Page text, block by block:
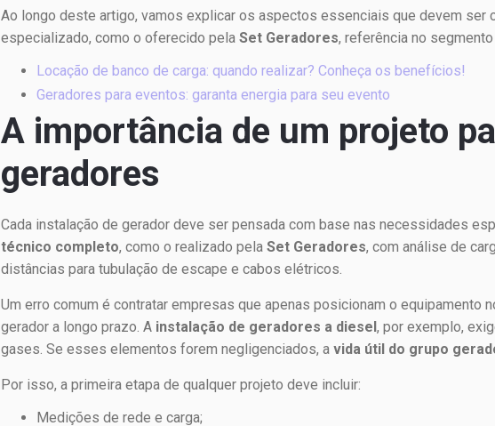
Ao longo deste artigo, vamos explicar os aspectos essenciais que devem ser
especializado, como o oferecido pelaSet Geradores, referência no
Locação de banco de carga: quando realizar? Conheça os benefícios!
Geradores para eventos: garanta energia para seu evento
A importância de um projeto
geradores
Cada instalação de gerador deve ser pensada com base nas necessidades
técnico completo, como o realizado pelaSet Geradores, com análise de
distâncias para tubulação de escape e cabos elétricos.
Um erro comum é contratar empresas que apenas posicionam o equipamento
gerador a longo prazo. A instalação de geradores a diesel, por exemplo,
gases. Se esses elementos forem negligenciados, avida útil do grupo
Por isso, a primeira etapa de qualquer projeto deve incluir:
Medições de rede e carga;